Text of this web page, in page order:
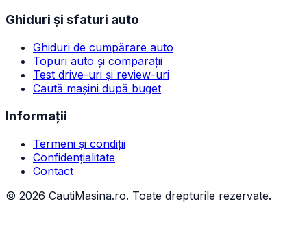
Ghiduri și sfaturi auto
Ghiduri de cumpărare auto
Topuri auto și comparații
Test drive-uri și review-uri
Caută mașini după buget
Informații
Termeni și condiții
Confidențialitate
Contact
© 2026 CautiMasina.ro. Toate drepturile rezervate.